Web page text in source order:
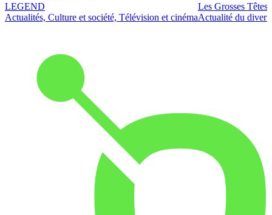
LEGEND
Actualités, Culture et société, Télévision et cinéma
Les Grosses Têtes
Actualité du